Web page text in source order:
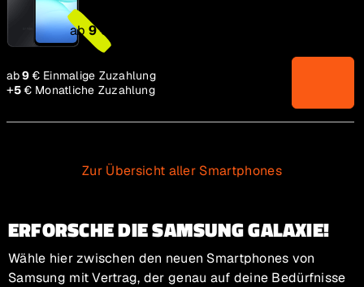
ab 9€
ab 9€
ab 9€
ab9€ Einmalige Zuzahlung
+5€
5€ Monatliche Zuzahlung
Zur Übersicht aller Smartphones
ERFORSCHE DIE SAMSUNG GALAXIE!
Wähle hier zwischen den neuen Smartphones von
Samsung mit Vertrag, der genau auf deine Bedürfnisse